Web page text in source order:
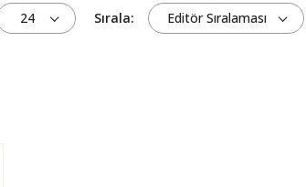
24 Sırala: Editör Sıralaması